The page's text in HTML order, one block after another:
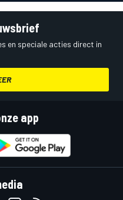
en speciale acties direct in
app